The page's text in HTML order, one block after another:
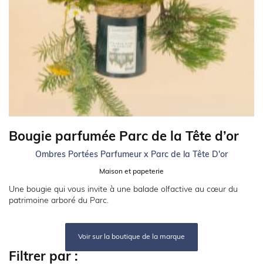
Bougie parfumée Parc de la Tête d’or
Ombres Portées Parfumeur x Parc de la Tête D'or
Maison et papeterie
Une bougie qui vous invite à une balade olfactive au cœur du
patrimoine arboré du Parc.
Voir sur la boutique de la marque
Filtrer par :